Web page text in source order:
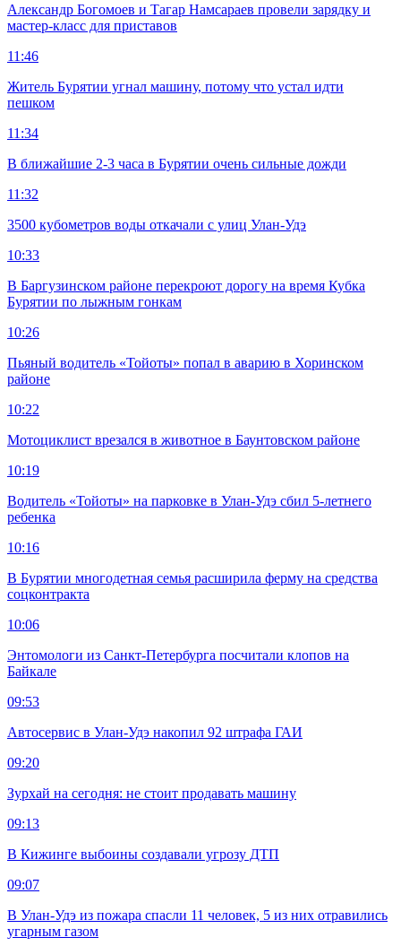
Александр Богомоев и Тагар Намсараев провели зарядку и
мастер-класс для приставов
11:46
Житель Бурятии угнал машину, потому что устал идти
пешком
11:34
В ближайшие 2-3 часа в Бурятии очень сильные дожди
11:32
3500 кубометров воды откачали с улиц Улан-Удэ
10:33
В Баргузинском районе перекроют дорогу на время Кубка
Бурятии по лыжным гонкам
10:26
Пьяный водитель «Тойоты» попал в аварию в Хоринском
районе
10:22
Мотоциклист врезался в животное в Баунтовском районе
10:19
Водитель «Тойоты» на парковке в Улан-Удэ сбил 5-летнего
ребенка
10:16
В Бурятии многодетная семья расширила ферму на средства
соцконтракта
10:06
Энтомологи из Санкт-Петербурга посчитали клопов на
Байкале
09:53
Автосервис в Улан-Удэ накопил 92 штрафа ГАИ
09:20
Зурхай на сегодня: не стоит продавать машину
09:13
В Кижинге выбоины создавали угрозу ДТП
09:07
В Улан-Удэ из пожара спасли 11 человек, 5 из них отравились
угарным газом